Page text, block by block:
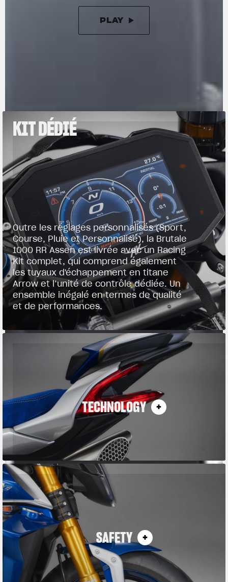
PLAY
KIT DÉDIÉ
Outre les réglages personnalisés (Sport,
Course, Pluie et Personnalisé), la Brutale
1000 RR Assen est livrée avec un Racing
Kit complet, qui comprend également
les tuyaux d'échappement en titane
Arrow et l’unité de contrôle dédiée. Un
ensemble inégalé en termes de qualité
et de performances.
TECHNOLOGY
SAFETY